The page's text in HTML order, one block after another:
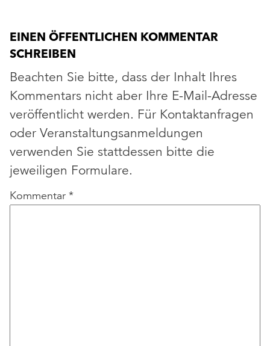
EINEN ÖFFENTLICHEN KOMMENTAR
SCHREIBEN
Beachten Sie bitte, dass der Inhalt Ihres
Kommentars nicht aber Ihre E-Mail-Adresse
veröffentlicht werden. Für Kontaktanfragen
oder Veranstaltungsanmeldungen
verwenden Sie stattdessen bitte die
jeweiligen Formulare.
Kommentar *